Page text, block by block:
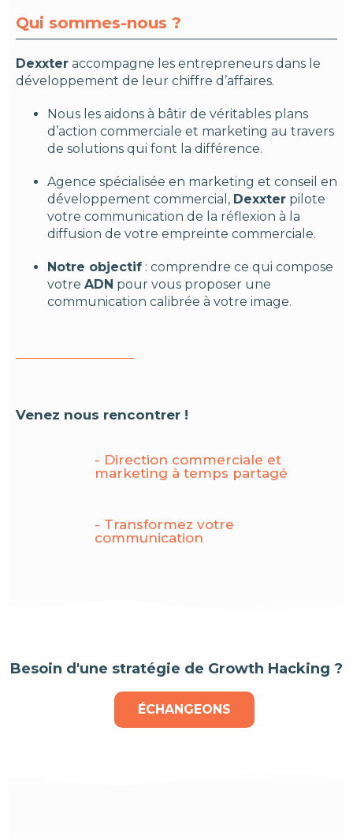
Qui sommes-nous ?
Dexxter accompagne les entrepreneurs dans le
développement de leur chiffre d’affaires.
Nous les aidons à bâtir de véritables plans
d’action commerciale et marketing au travers
de solutions qui font la différence.
Agence spécialisée en marketing et conseil en
développement commercial, Dexxter pilote
votre communication de la réflexion à la
diffusion de votre empreinte commerciale.
Notre objectif : comprendre ce qui compose
votre ADN pour vous proposer une
communication calibrée à votre image.
Venez nous rencontrer !
- Direction commerciale et
marketing à temps partagé
- Transformez votre
communication
Besoin d'une stratégie de Growth Hacking ?
ÉCHANGEONS